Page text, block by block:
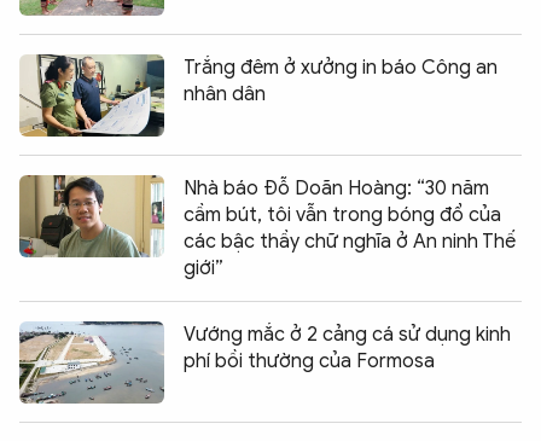
Trắng đêm ở xưởng in báo Công an
nhân dân
Nhà báo Đỗ Doãn Hoàng: “30 năm
cầm bút, tôi vẫn trong bóng đổ của
các bậc thầy chữ nghĩa ở An ninh Thế
giới”
Vướng mắc ở 2 cảng cá sử dụng kinh
phí bồi thường của Formosa